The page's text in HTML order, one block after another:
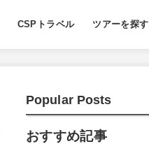
CSPトラベル ツアーを探す
Popular Posts
おすすめ記事